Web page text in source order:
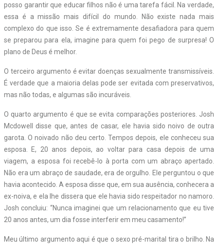
posso garantir que educar filhos não é uma tarefa fácil. Na verdade,
essa é a missão mais difícil do mundo. Não existe nada mais
complexo do que isso. Se é extremamente desafiadora para quem
se preparou para ela, imagine para quem foi pego de surpresa! O
plano de Deus é melhor.
O terceiro argumento é evitar doenças sexualmente transmissíveis.
É verdade que a maioria delas pode ser evitada com preservativos,
mas não todas, e algumas são incuráveis.
O quarto argumento é que se evita comparações posteriores. Josh
Mcdowell disse que, antes de casar, ele havia sido noivo de outra
garota. O noivado não deu certo. Tempos depois, ele conheceu sua
esposa. E, 20 anos depois, ao voltar para casa depois de uma
viagem, a esposa foi recebê-lo à porta com um abraço apertado.
Não era um abraço de saudade, era de orgulho. Ele perguntou o que
havia acontecido. A esposa disse que, em sua ausência, conhecera a
ex-noiva, e ela lhe dissera que ele havia sido respeitador no namoro.
Josh concluiu: “Nunca imaginei que um relacionamento que eu tive
20 anos antes, um dia fosse interferir em meu casamento!”
Meu último argumento aqui é que o sexo pré-marital tira o brilho. Na